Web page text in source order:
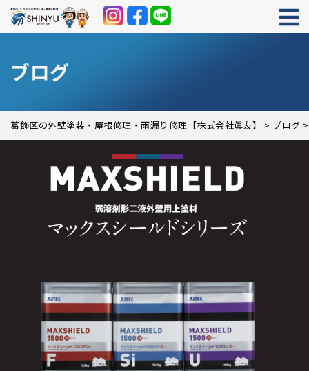
ブログ
葛飾区の外壁塗装・屋根修理・雨漏り修理【株式会社眞友】 > ブログ